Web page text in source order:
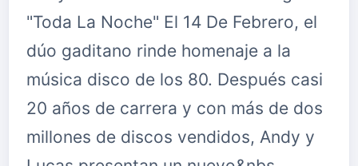
"Toda La Noche" El 14 De Febrero, el
dúo gaditano rinde homenaje a la
música disco de los 80. Después casi
20 años de carrera y con más de dos
millones de discos vendidos, Andy y